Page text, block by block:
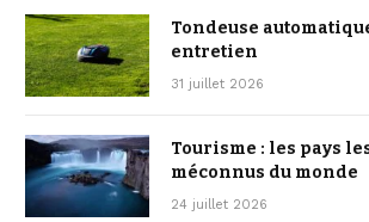
Tondeuse
entretien
31 juillet 2026
Tourisme : les pays
méconnus du monde
24 juillet 2026